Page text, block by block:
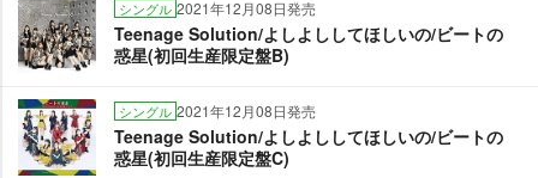
シングル 2021年12月08日発売
Teenage Solution/よしよししてほしいの/ビートの
惑星(初回生産限定盤B)
シングル 2021年12月08日発売
Teenage Solution/よしよししてほしいの/ビートの
惑星(初回生産限定盤C)